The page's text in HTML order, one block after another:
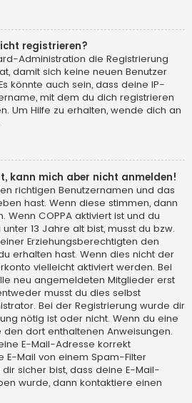
registrieren?
Administration die Registrierung
damit sich keine neuen Benutzer
könnte auch sein, dass deine IP-
mit dem du dich registrieren
Um Hilfe zu erhalten, wende dich an
kann mich aber nicht anmelden!
richtigen Benutzernamen und das
hast. Wenn diese stimmen, dann
Wenn COPPA aktiviert ist und du
13 Jahre alt bist, musst du bzw.
Erziehungsberechtigten den
erhalten hast. Wenn dies nicht der
vielleicht aktiviert werden. Bei
neu angemeldeten Mitglieder erst
musst du dies selbst
Bei der Registrierung wurde dir
nötig ist oder nicht. Wenn du eine
den dort enthaltenen Anweisungen.
E-Mail-Adresse korrekt
Mail von einem Spam-Filter
sicher bist, dass deine E-Mail-
wurde, dann kontaktiere einen